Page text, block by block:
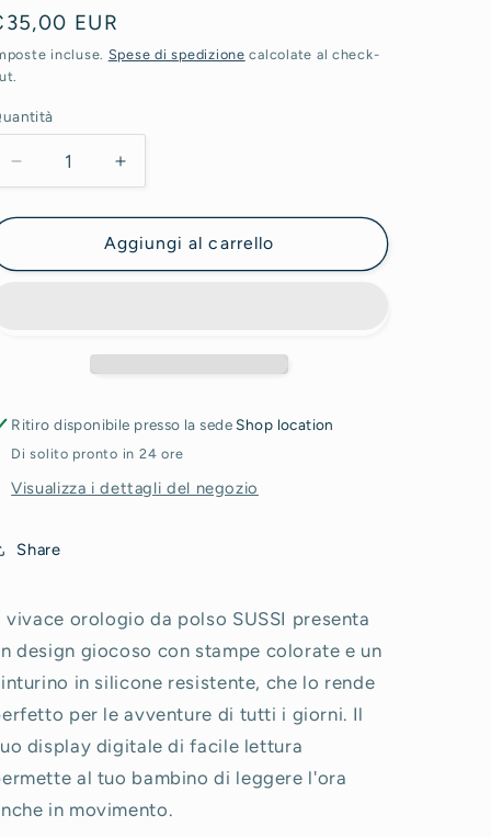
o
a
f
i
c
EUR
incluse. Spese di spedizione calcolate al check-
Diminuisci
quantità
per
-
Aumenta
quantità
per
Orologio
-
Aggiungi al carrello
Ritiro disponibile presso la sede Shop location
Di solito pronto in 24 ore
Visualizza i dettagli del negozio
Share
vivace orologio da polso SUSSI presenta
design giocoso con stampe colorate e un
in silicone resistente, che lo rende
per le avventure di tutti i giorni. Il
display digitale di facile lettura
al tuo bambino di leggere l'ora
in movimento.